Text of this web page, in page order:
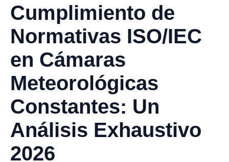
Cumplimiento de
Normativas ISO/IEC
en Cámaras
Meteorológicas
Constantes: Un
Análisis Exhaustivo
2026